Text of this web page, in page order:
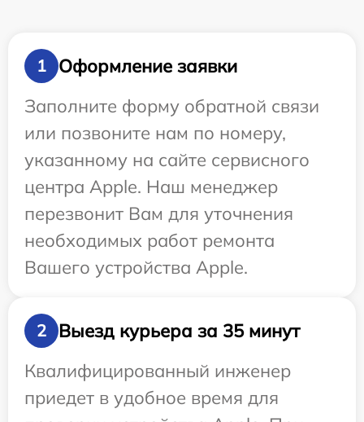
1
Оформление заявки
Заполните форму обратной связи
или позвоните нам по номеру,
указанному на сайте сервисного
центра Apple. Наш менеджер
перезвонит Вам для уточнения
необходимых работ ремонта
Вашего устройства Apple.
2
Выезд курьера за 35 минут
Квалифицированный инженер
приедет в удобное время для